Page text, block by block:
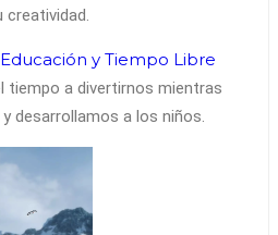
creatividad.
y Tiempo Libre
tiempo a divertirnos mientras
desarrollamos a los niños.